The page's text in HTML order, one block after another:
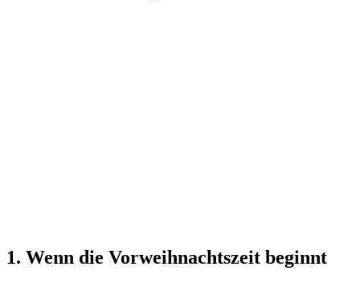
1. Wenn die Vorweihnachtszeit beginnt